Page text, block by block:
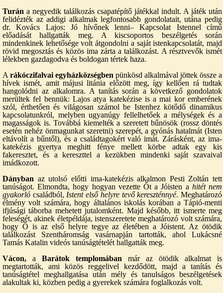
Turán a negyedik találkozás csapatépítő játékkal indult. A játék után
felidézték az addigi alkalmak legfontosabb gondolatait, utána pedig
dr. Kovács Lajos: Jó hívőnek lenni– Kapcsolat Istennel című
előadását hallgatták meg. A kiscsoportos beszélgetés során
mindenkinek lehetősége volt átgondolni a saját istenkapcsolatát, majd
rövid megosztás és közös ima zárta a találkozást. A résztvevők ismét
lélekben gazdagodva és boldogan tértek haza.
A rákóczifalvai egyházközségben pünkösd alkalmával jöttek össze a
hívek ismét, amit májusi litánia előzött meg, így kellően rá tudtak
hangolódni az alkalomra. A tanítás során a következő gondolatok
merültek fel bennük: Lajos atya katekézise is a mai kor emberének
szól, érthetően és világosan számol be Istenhez kötődő dinamikus
kapcsolatunkról, melyben ugyanúgy fellelhetőek a mélységek és a
magasságok is. Továbbá kiemelték a szeretett bűnösök (rossz döntés
esetén nehéz önmagunkat szeretni) szerepét, a gyónás hatalmát (Isten
eltávolít a bűntől), és a családtagokért való imát. Zárásként, az ima-
katekézis gyertya meghitt fénye mellett körbe adtak egy kis
fakeresztet, és a kereszttel a kezükben mindenki saját szavaival
imádkozott.
Dányban az utolsó előtti ima-katekézis alkalmon Pesti Zoltán tett
tanúságot. Elmondta, hogy hogyan vezette Őt a Jóisten a hitét nem
gyakorló családból, Istent első helyre tevő kereszténnyé. Meghatározó
élmény volt számára, hogy általános iskolás korában a Tápió-menti
ifjúsági táborba mehetett jutalomként. Majd később, itt ismerte meg
feleségét, akinek életpéldája, istenszeretete meghatározó volt számára,
hogy Ő is az első helyre tegye az életében a Jóistent. Az ötödik
találkozást Szentháromság vasárnapján tartották, ahol Lukácsné
Tamás Katalin videós tanúságtételét hallgatták meg.
Vácon, a Barátok templomában már az ötödik alkalmat is
megtartották, ami közös reggelivel kezdődött, majd a tanítás és
tanúságtétel meghallgatása után mély és tanulságos beszélgetések
alakultak ki, közben pedig a gyerekek számára foglalkozás volt.